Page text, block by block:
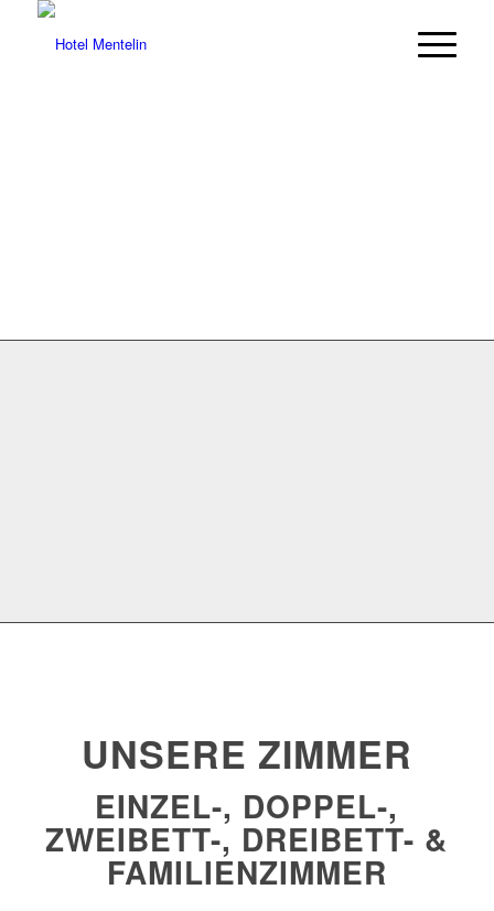
UNSERE ZIMMER
EINZEL-, DOPPEL-,
ZWEIBETT-, DREIBETT- &
FAMILIENZIMMER